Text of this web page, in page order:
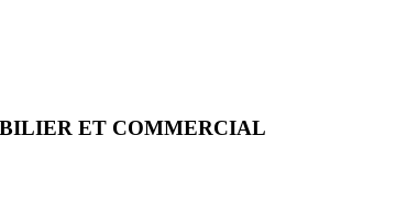
ET COMMERCIAL